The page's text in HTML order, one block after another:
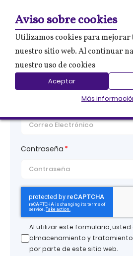
Aviso sobre cookies
Utilizamos cookies para mejorar
nuestro sitio web. Al continuar
nuestro uso de cookies
Aceptar
Más
Iniciar
Correo electrónico
Contraseña
Al utilizar este formulario,
almacenamiento y
por parte de este sitio web.